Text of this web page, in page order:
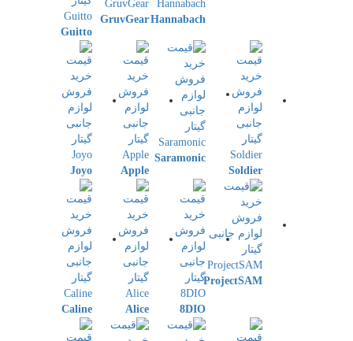
Hannabach
GruvGear
Guitto
Soldier
Saramonic
Apple
Joyo
ProjectSAM
8DIO
Alice
Caline